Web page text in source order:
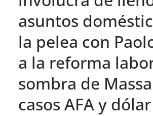
asuntos
la pelea con
a la reforma
sombra de
casos AFA y